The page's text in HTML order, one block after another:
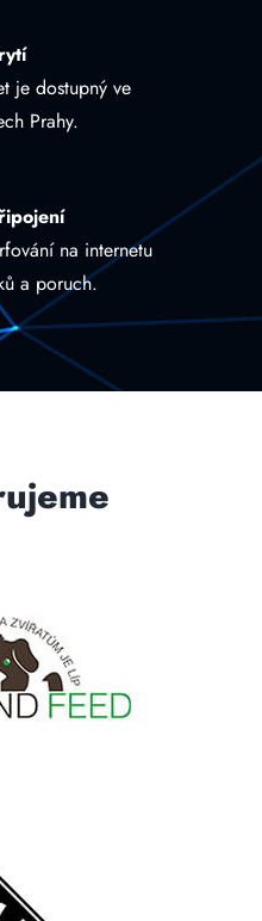
je dostupný ve
Prahy.
na internetu
a poruch.